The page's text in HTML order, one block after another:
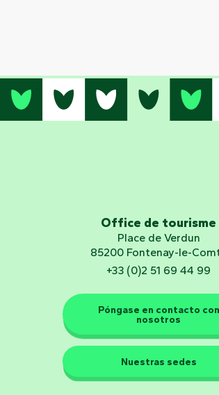
Office de tourisme
Place de Verdun
85200 Fontenay-le-
+33 (0)2 51 69 44 99
Póngase en contacto con
nosotros
Nuestras sedes